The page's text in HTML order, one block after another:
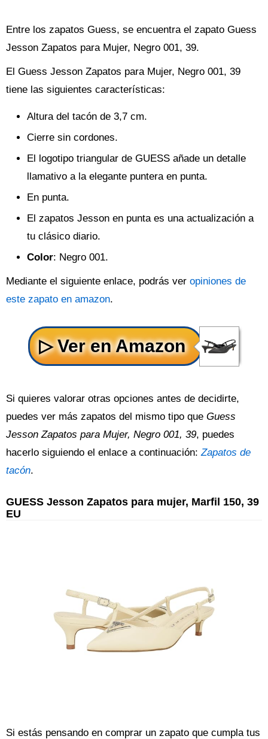
Entre los zapatos Guess, se encuentra el zapato Guess
Jesson Zapatos para Mujer, Negro 001, 39.
El Guess Jesson Zapatos para Mujer, Negro 001, 39
tiene las siguientes características:
Altura del tacón de 3,7 cm.
Cierre sin cordones.
El logotipo triangular de GUESS añade un detalle
llamativo a la elegante puntera en punta.
En punta.
El zapatos Jesson en punta es una actualización a
tu clásico diario.
Color: Negro 001.
Mediante el siguiente enlace, podrás ver opiniones de
este zapato en amazon.
Si quieres valorar otras opciones antes de decidirte,
puedes ver más zapatos del mismo tipo que Guess
Jesson Zapatos para Mujer, Negro 001, 39, puedes
hacerlo siguiendo el enlace a continuación:Zapatos de
tacón.
GUESS Jesson Zapatos para mujer, Marfil 150, 39
EU
Si estás pensando en comprar un zapato que cumpla tus